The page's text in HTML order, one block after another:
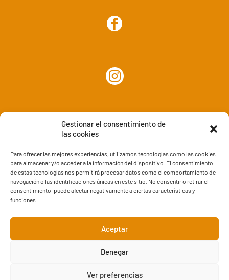
Gestionar el consentimiento de
las cookies
Para ofrecer las mejores experiencias, utilizamos tecnologías como las cookies
para almacenar y/o acceder a la información del dispositivo. El consentimiento
de estas tecnologías nos permitirá procesar datos como el comportamiento de
navegación o las identificaciones únicas en este sitio. No consentir o retirar el
consentimiento, puede afectar negativamente a ciertas características y
funciones.
Aceptar
Denegar
Ver preferencias
www.masquehogares.com
info@masquehogares.com
Política de Privacidad